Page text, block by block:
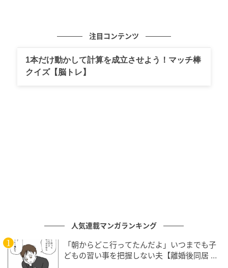
いまや当たり前の4種のピザが1枚で味わえるクワト
たんだとか！ 本国アメリカにはないものの、幕の内弁
当のようにいろいろな味が楽しめる日本的なニーズに
注目コンテンツ
1本だけ動かして計算を成立させよう！マッチ棒
クイズ【脳トレ】
人気連載マンガランキング
「朝からどこ行ってたんだよ」いつまでも子
どもの習い事を把握しない夫【離婚後同居 Vo